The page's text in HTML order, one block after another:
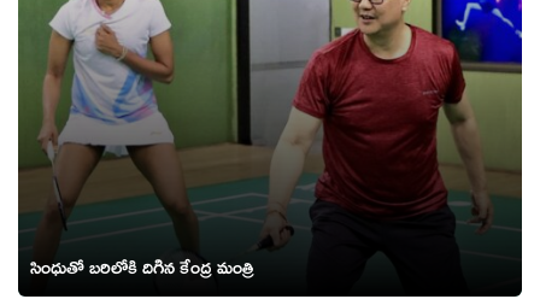
సింధుతో బరిలోకి దిగిన కేంద్ర మంత్రి